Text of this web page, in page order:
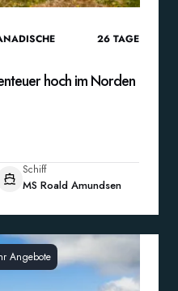
26 TAGE
hoch im Norden
Schiff
MS Roald Amundsen
Angebote